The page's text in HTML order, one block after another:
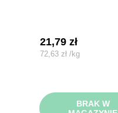
21,79zł
72,63zł /kg
BRAK W